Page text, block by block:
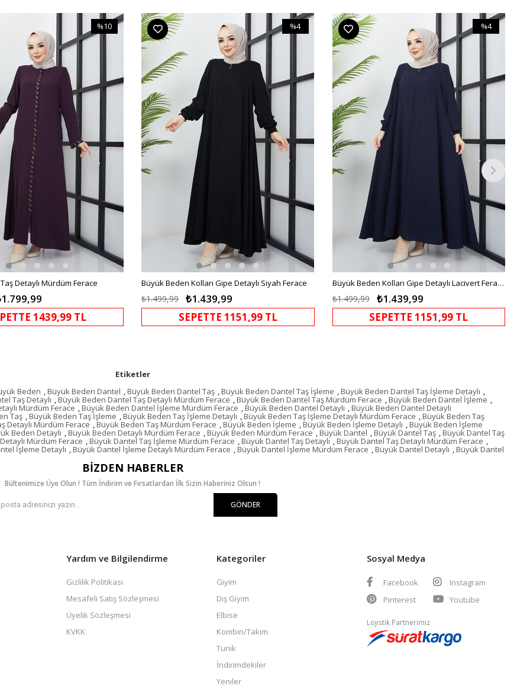
Detaylı Mürdüm Ferace
%10
İndirim
1439,99 TL
Büyük Beden Kolları Gipe Detaylı Siyah Ferace
₺1.439,99
₺1.499,99
%4
SEPETTE 1151,99 TL
Büyük Beden Kolları Gipe Detaylı Lacivert Ferace
₺1.439,99
₺1.499,99
%4
SEPETTE 1151,99 TL
Etiketler
Beden ,Büyük Beden Dantel ,Büyük Beden Dantel Taş ,Büyük Beden Dantel Taş İşleme ,Büyük Beden Dantel Taş İşleme Detaylı ,
Taş Detaylı ,Büyük Beden Dantel Taş Detaylı Mürdüm Ferace ,Büyük Beden Dantel Taş Mürdüm Ferace ,Büyük Beden Dantel İşleme ,
Mürdüm Ferace ,Büyük Beden Dantel İşleme Mürdüm Ferace ,Büyük Beden Dantel Detaylı ,Büyük Beden Dantel Detaylı
Taş ,Büyük Beden Taş İşleme ,Büyük Beden Taş İşleme Detaylı ,Büyük Beden Taş İşleme Detaylı Mürdüm Ferace ,Büyük Beden Taş
Detaylı Mürdüm Ferace ,Büyük Beden Taş Mürdüm Ferace ,Büyük Beden İşleme ,Büyük Beden İşleme Detaylı ,Büyük Beden İşleme
Beden Detaylı ,Büyük Beden Detaylı Mürdüm Ferace ,Büyük Beden Mürdüm Ferace ,Büyük Dantel ,Büyük Dantel Taş ,Büyük Dantel Taş
Mürdüm Ferace ,Büyük Dantel Taş İşleme Mürdüm Ferace ,Büyük Dantel Taş Detaylı ,Büyük Dantel Taş Detaylı Mürdüm Ferace ,
İşleme Detaylı ,Büyük Dantel İşleme Detaylı Mürdüm Ferace ,Büyük Dantel İşleme Mürdüm Ferace ,Büyük Dantel Detaylı ,Büyük Dantel
BIZDEN HABERLER
Bültenimize Üye Olun ! Tüm İndirim ve Fırsatlardan İlk Sizin Haberiniz Olsun !
GÖNDER
Yardım ve Bilgilendirme
Gizlilik Politikası
Mesafeli Satış Sözleşmesi
Üyelik Sözleşmesi
KVKK
Kategoriler
Giyim
Dış Giyim
Elbise
Kombin/Takım
Tunik
İndirimdekiler
Yeniler
Sosyal Medya
Facebook
Instagram
Pinterest
Youtube
Lojistik Partnerimiz